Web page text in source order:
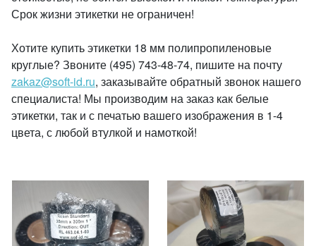
Срок жизни этикетки не ограничен!
Хотите купить этикетки 18 мм полипропиленовые
круглые? Звоните (495) 743-48-74, пишите на почту
zakaz@soft-id.ru, заказывайте обратный звонок нашего
специалиста! Мы производим на заказ как белые
этикетки, так и с печатью вашего изображения в 1-4
цвета, с любой втулкой и намоткой!